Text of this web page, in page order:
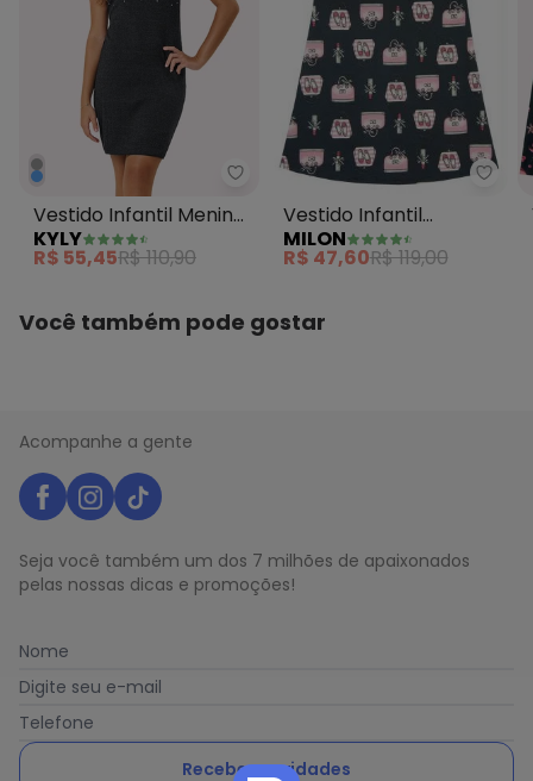
Kyly - Vestido Infantil Menina
Vestido Infantil Menina
em Ribana Cinza
KYLY
R$ 55,45R$ 110,90
Vestido Infantil
Chumbo
MILON
R$ 47,60R$ 119,00
Você também pode gostar
Acompanhe a gente
Seja você também um dos 7 milhões de apaixonados
pelas nossas dicas e promoções!
Nome
Digite seu e-mail
Telefone
Receber novidades